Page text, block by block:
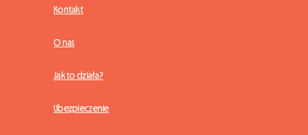
Kontakt
O nas
Jak to działa?
Ubezpieczenie